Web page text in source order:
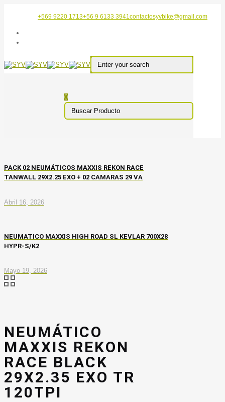
+569 9220 1713+56 9 6133 3941contactosyvbike@gmail.com
0
PACK 02 NEUMÁTICOS MAXXIS REKON RACE
TANWALL 29X2.25 EXO + 02 CAMARAS 29 VA
Abril 16, 2026
NEUMATICO MAXXIS HIGH ROAD SL KEVLAR 700X28
HYPR-S/K2
Mayo 19, 2026
NEUMÁTICO
MAXXIS REKON
RACE BLACK
29X2.35 EXO TR
120TPI